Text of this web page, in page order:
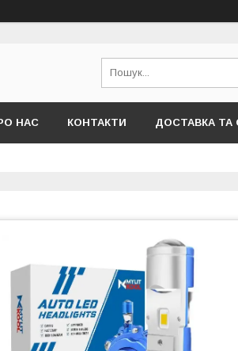
НАС КОНТАКТИ ДОСТАВКА ТА